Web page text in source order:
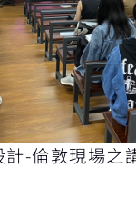
-倫敦現場之